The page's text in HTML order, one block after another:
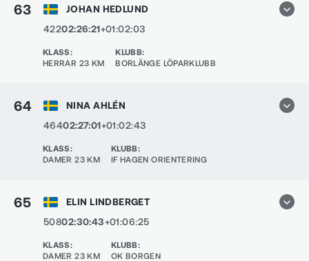
63
JOHAN HEDLUND
42202:26:21+01:02:03
KLASS:
HERRAR 23 KM
KLUBB:
BORLÄNGE LÖPARKLUBB
64
NINA AHLÉN
46402:27:01+01:02:43
KLASS:
DAMER 23 KM
KLUBB:
IF HAGEN ORIENTERING
65
ELIN LINDBERGET
50802:30:43+01:06:25
KLASS:
DAMER 23 KM
KLUBB:
OK BORGEN